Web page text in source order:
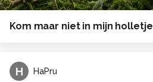
Kom maar niet in mijn holletje
H HaPru